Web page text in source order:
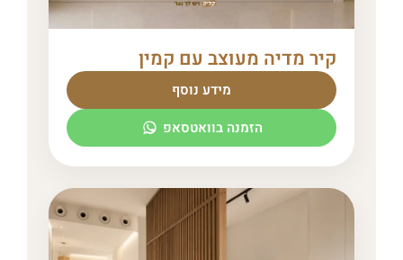
קיר מדיה מעוצב עם קמין
מידע נוסף
הזמנה בוואטסאפ